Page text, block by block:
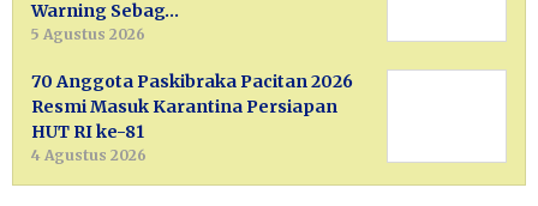
Warning Sebag…
5 Agustus 2026
70 Anggota Paskibraka Pacitan 2026
Resmi Masuk Karantina Persiapan
HUT RI ke-81
4 Agustus 2026